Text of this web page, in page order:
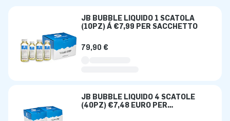
JB BUBBLE LIQUIDO 1 SCATOLA
(10PZ) Á €7,99 PER SACCHETTO
79,90 €
JB BUBBLE LIQUIDO 4 SCATOLE
(40PZ) €7,48 EURO PER